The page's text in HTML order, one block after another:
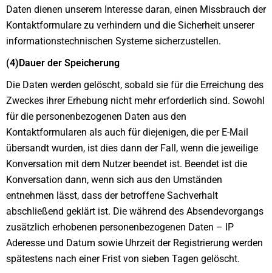
Daten dienen unserem Interesse daran, einen Missbrauch der
Kontaktformulare zu verhindern und die Sicherheit unserer
informationstechnischen Systeme sicherzustellen.
(4)Dauer der Speicherung
Die Daten werden gelöscht, sobald sie für die Erreichung des
Zweckes ihrer Erhebung nicht mehr erforderlich sind. Sowohl
für die personenbezogenen Daten aus den
Kontaktformularen als auch für diejenigen, die per E-Mail
übersandt wurden, ist dies dann der Fall, wenn die jeweilige
Konversation mit dem Nutzer beendet ist. Beendet ist die
Konversation dann, wenn sich aus den Umständen
entnehmen lässt, dass der betroffene Sachverhalt
abschließend geklärt ist. Die während des Absendevorgangs
zusätzlich erhobenen personenbezogenen Daten – IP
Aderesse und Datum sowie Uhrzeit der Registrierung werden
spätestens nach einer Frist von sieben Tagen gelöscht.